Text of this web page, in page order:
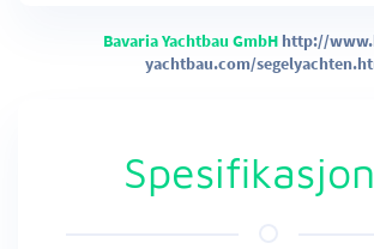
Bavaria Yachtbau GmbH http://
yachtbau.com/